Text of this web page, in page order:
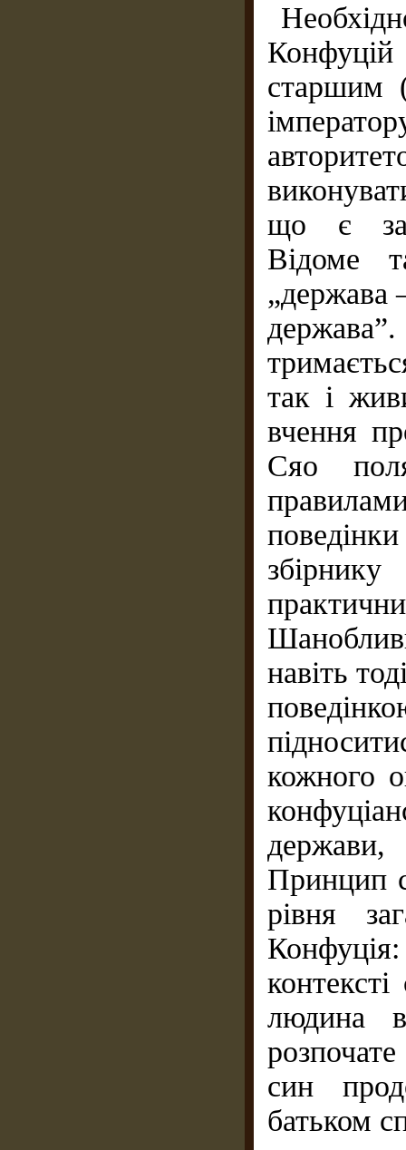
старшим
що є
Відоме
„держава
так і
вчення
Сяо
навіть
кожного
держави,
Принцип
рівня
людина
син
батьком